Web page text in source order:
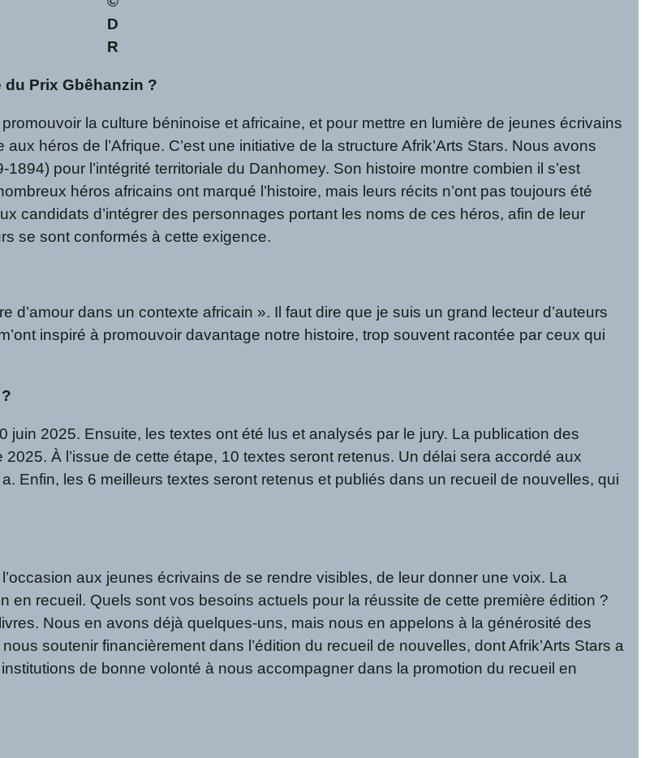
D
R
du Prix Gbêhanzin ?
la culture béninoise et africaine, et pour mettre en lumière de jeunes écrivains
héros de l’Afrique. C’est une initiative de la structure Afrik’Arts Stars. Nous avons
pour l’intégrité territoriale du Danhomey. Son histoire montre combien il s’est
héros africains ont marqué l’histoire, mais leurs récits n’ont pas toujours été
candidats d’intégrer des personnages portant les noms de ces héros, afin de leur
se sont conformés à cette exigence.
dans un contexte africain ». Il faut dire que je suis un grand lecteur d’auteurs
inspiré à promouvoir davantage notre histoire, trop souvent racontée par ceux qui
juin 2025. Ensuite, les textes ont été lus et analysés par le jury. La publication des
À l’issue de cette étape, 10 textes seront retenus. Un délai sera accordé aux
Enfin, les 6 meilleurs textes seront retenus et publiés dans un recueil de nouvelles, qui
aux jeunes écrivains de se rendre visibles, de leur donner une voix. La
en recueil. Quels sont vos besoins actuels pour la réussite de cette première édition ?
Nous en avons déjà quelques-uns, mais nous en appelons à la générosité des
soutenir financièrement dans l’édition du recueil de nouvelles, dont Afrik’Arts Stars a
de bonne volonté à nous accompagner dans la promotion du recueil en